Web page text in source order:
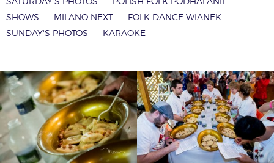
SHOWS
MILANO NEXT
FOLK DANCE WIANEK
SUNDAY'S PHOTOS
KARAOKE